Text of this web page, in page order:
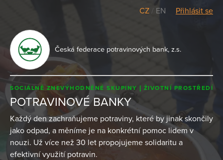
CZ / EN Přihlásit se
Česká federace potravinových bank, z.s.
SOCIÁLNĚ ZNEVÝHODNĚNÉ SKUPINY ŽIVOTNÍ PROSTŘEDÍ
POTRAVINOVÉ BANKY
Každý den zachraňujeme potraviny, které by jinak skončily
jako odpad, a měníme je na konkrétní pomoc lidem v
nouzi. Už více než 30 let propojujeme solidaritu a
efektivní využití potravin.